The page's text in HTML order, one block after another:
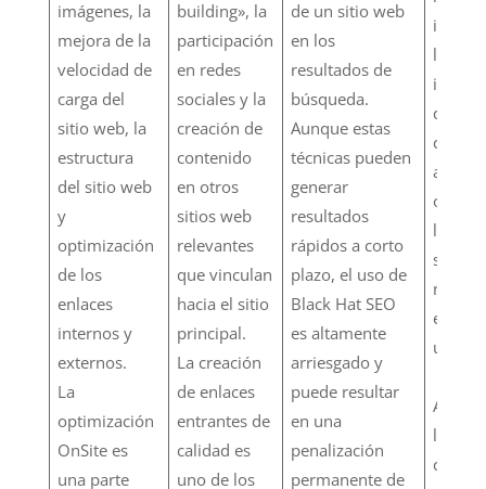
imágenes, la
mejora de la
velocidad de
carga del
sitio web, la
estructura
del sitio web
y
optimización
de los
enlaces
internos y
externos.
La
optimización
OnSite es
una parte
building», la
participación
en redes
sociales y la
creación de
contenido
en otros
sitios web
relevantes
que vinculan
hacia el sitio
principal.
La creación
de enlaces
entrantes de
calidad es
uno de los
de un sitio web
en los
resultados de
búsqueda.
Aunque estas
técnicas pueden
generar
resultados
rápidos a corto
plazo, el uso de
Black Hat SEO
es altamente
arriesgado y
puede resultar
en una
penalización
permanente de
la
de
clave
la
sitio
Al
la